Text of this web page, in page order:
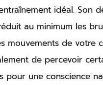
idéal. Son
au minimum les
mouvements de votre
de percevoir
pour une conscience